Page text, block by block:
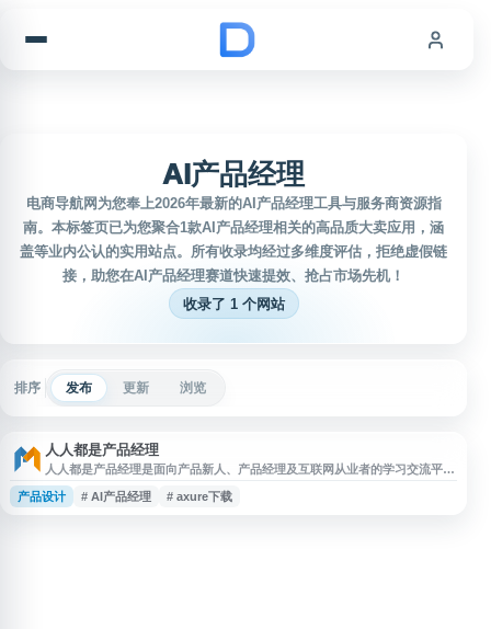
AI产品经理
电商导航网为您奉上2026年最新的AI产品经理工具与服务商资源指
南。本标签页已为您聚合1款AI产品经理相关的高品质大卖应用，涵
盖等业内公认的实用站点。所有收录均经过多维度评估，拒绝虚假链
接，助您在AI产品经理赛道快速提效、抢占市场先机！
收录了 1 个网站
排序 发布 更新 浏览
人人都是产品经理
人人都是产品经理是面向产品新人、产品经理及互联网从业者的学习交流平
台，提供产品设计、交互设计、用户体验、产品运营、用户增长、私域运营、
项目管理等领域的行业观点与实用内容。网站涵盖 PRD、竞品分析、原型设
产品设计 # AI产品经理 # axure下载